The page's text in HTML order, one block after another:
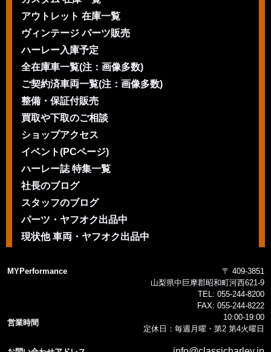
アウトレット 在庫一覧
ヴィンテージ パーツ販売
ハーレー入庫予定
全在庫車一覧(注：画像多数)
ご契約済車両一覧(注：画像多数)
整備・保証付販売
買取や下取のご相談
ショップアクセス
イベント(PCページ)
ハーレー誌 特集一覧
社長のブログ
スタッフのブログ
パーツ・ヤフオク出品中
現状他 車両・ヤフオク出品中
MYPerformance
〒 409-3851
山梨県中巨摩郡昭和町河西621-9
TEL: 055-244-8200
FAX: 055-244-8222
営業時間
10:00-19:00
定休日：毎週月曜・第2 第4火曜日